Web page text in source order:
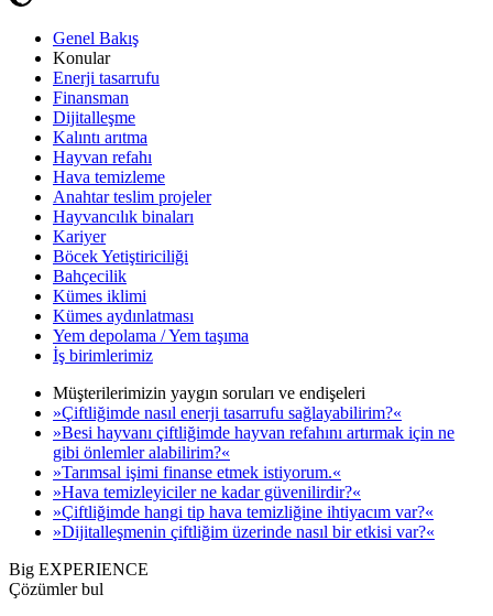
Genel Bakış
Konular
Enerji tasarrufu
Finansman
Dijitalleşme
Kalıntı arıtma
Hayvan refahı
Hava temizleme
Anahtar teslim projeler
Hayvancılık binaları
Kariyer
Böcek Yetiştiriciliği
Bahçecilik
Kümes iklimi
Kümes aydınlatması
Yem depolama / Yem taşıma
İş birimlerimiz
Müşterilerimizin yaygın soruları ve endişeleri
»Çiftliğimde nasıl enerji tasarrufu sağlayabilirim?«
»Besi hayvanı çiftliğimde hayvan refahını artırmak için ne
gibi önlemler alabilirim?«
»Tarımsal işimi finanse etmek istiyorum.«
»Hava temizleyiciler ne kadar güvenilirdir?«
»Çiftliğimde hangi tip hava temizliğine ihtiyacım var?«
»Dijitalleşmenin çiftliğim üzerinde nasıl bir etkisi var?«
Big EXPERIENCE
Çözümler bul